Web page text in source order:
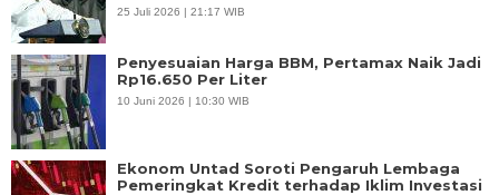
25 Juli 2026 | 21:17 WIB
Penyesuaian Harga BBM, Pertamax Naik Jadi
Rp16.650 Per Liter
10 Juni 2026 | 10:30 WIB
Ekonom Untad Soroti Pengaruh Lembaga
Pemeringkat Kredit terhadap Iklim Investasi